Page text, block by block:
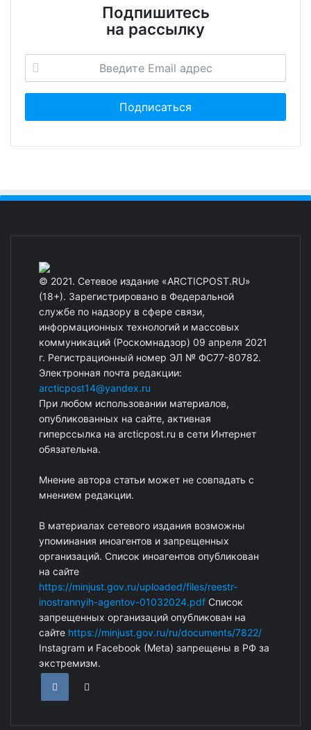
Подпишитесь
на рассылку
© 2021. Сетевое издание «ARCTICPOST.RU»
(18+). Зарегистрировано в Федеральной
службе по надзору в сфере связи,
информационных технологий и массовых
коммуникаций (Роскомнадзор) 09 апреля 2021
г. Регистрационный номер ЭЛ № ФС77-80782.
Электронная почта редакции:
arcticpost14@yandex.ru
При любом использовании материалов,
опубликованных на сайте, активная
гиперссылка на arcticpost.ru в сети Интернет
обязательна.
Мнение автора статьи может не совпадать с
мнением редакции.
В материалах сетевого издания возможны
упоминания иноагентов и запрещенных
организаций. Список иноагентов опубликован
на сайте
https://minjust.gov.ru/uploaded/files/reestr-
inostrannyih-agentov-01032024.pdf Список
запрещенных организаций опубликован на
сайте https://minjust.gov.ru/ru/documents/7822/
Instagram и Facebook (Metа) запрещены в РФ за
экстремизм.